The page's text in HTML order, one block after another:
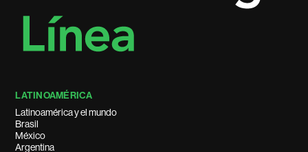
LATINOAMÉRICA
Latinoamérica y el mundo
Brasil
México
Argentina